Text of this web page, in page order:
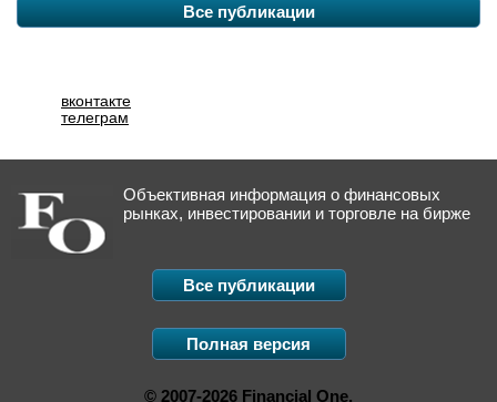
Все публикации
вконтакте
телеграм
Объективная информация о финансовых
рынках, инвестировании и торговле на бирже
Все публикации
Полная версия
© 2007-2026 Financial One.